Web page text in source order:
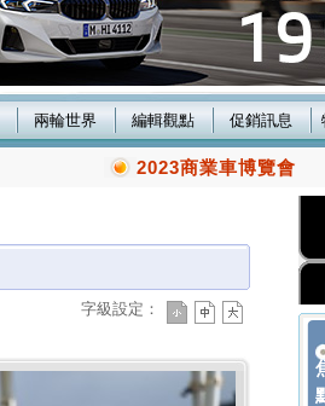
兩輪世界 編輯觀點 促銷訊息
2023商業車博覽會
字級設定：